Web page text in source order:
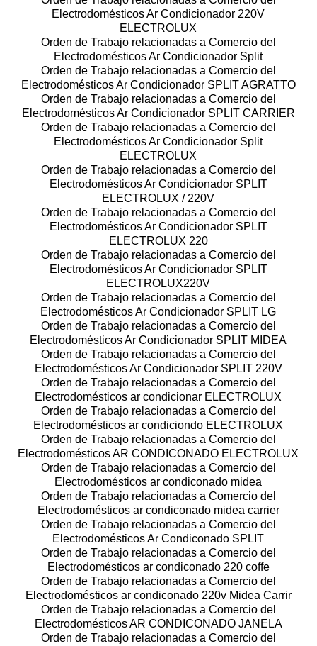
Electrodomésticos Ar Condicionador 220V
ELECTROLUX
Orden de Trabajo relacionadas a Comercio del
Electrodomésticos Ar Condicionador Split
Orden de Trabajo relacionadas a Comercio del
Electrodomésticos Ar Condicionador SPLIT AGRATTO
Orden de Trabajo relacionadas a Comercio del
Electrodomésticos Ar Condicionador SPLIT CARRIER
Orden de Trabajo relacionadas a Comercio del
Electrodomésticos Ar Condicionador Split
ELECTROLUX
Orden de Trabajo relacionadas a Comercio del
Electrodomésticos Ar Condicionador SPLIT
ELECTROLUX / 220V
Orden de Trabajo relacionadas a Comercio del
Electrodomésticos Ar Condicionador SPLIT
ELECTROLUX 220
Orden de Trabajo relacionadas a Comercio del
Electrodomésticos Ar Condicionador SPLIT
ELECTROLUX220V
Orden de Trabajo relacionadas a Comercio del
Electrodomésticos Ar Condicionador SPLIT LG
Orden de Trabajo relacionadas a Comercio del
Electrodomésticos Ar Condicionador SPLIT MIDEA
Orden de Trabajo relacionadas a Comercio del
Electrodomésticos Ar Condicionador SPLIT 220V
Orden de Trabajo relacionadas a Comercio del
Electrodomésticos ar condicionar ELECTROLUX
Orden de Trabajo relacionadas a Comercio del
Electrodomésticos ar condiciondo ELECTROLUX
Orden de Trabajo relacionadas a Comercio del
Electrodomésticos AR CONDICONADO ELECTROLUX
Orden de Trabajo relacionadas a Comercio del
Electrodomésticos ar condiconado midea
Orden de Trabajo relacionadas a Comercio del
Electrodomésticos ar condiconado midea carrier
Orden de Trabajo relacionadas a Comercio del
Electrodomésticos Ar Condiconado SPLIT
Orden de Trabajo relacionadas a Comercio del
Electrodomésticos ar condiconado 220 coffe
Orden de Trabajo relacionadas a Comercio del
Electrodomésticos ar condiconado 220v Midea Carrir
Orden de Trabajo relacionadas a Comercio del
Electrodomésticos AR CONDICONADO JANELA
Orden de Trabajo relacionadas a Comercio del